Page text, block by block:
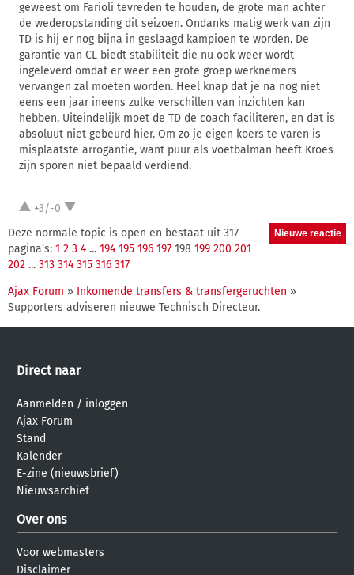
geweest om Farioli tevreden te houden, de grote man achter
de wederopstanding dit seizoen. Ondanks matig werk van zijn
TD is hij er nog bijna in geslaagd kampioen te worden. De
garantie van CL biedt stabiliteit die nu ook weer wordt
ingeleverd omdat er weer een grote groep werknemers
vervangen zal moeten worden. Heel knap dat je na nog niet
eens een jaar ineens zulke verschillen van inzichten kan
hebben. Uiteindelijk moet de TD de coach faciliteren, en dat is
absoluut niet gebeurd hier. Om zo je eigen koers te varen is
misplaatste arrogantie, want puur als voetbalman heeft Kroes
zijn sporen niet bepaald verdiend.
+3/-0
Deze normale topic is open en bestaat uit 317
pagina's: 1 2 3 4 ... 194 195 196 197 198 199 200 201
202 ... 313 314 315 316 317
Ajax Forum » Inkomende transfers & transfergeruchten »
Supporters adviseren nieuwe Technisch Directeur.
Direct naar
Aanmelden / inloggen
Ajax Forum
Stand
Kalender
E-zine (nieuwsbrief)
Nieuwsarchief
Over ons
Voor webmasters
Disclaimer